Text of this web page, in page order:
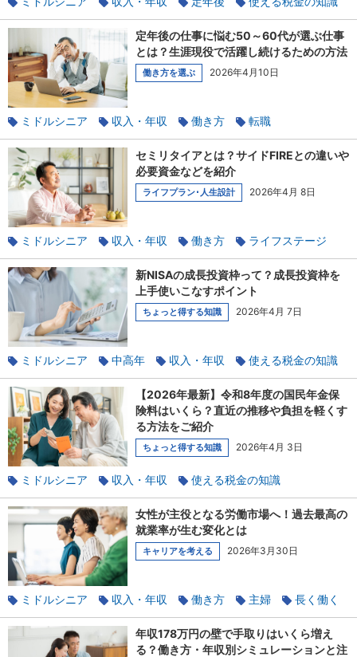
家族と相談
定年後の仕事に悩む50～60代が選ぶ仕事
とは？生涯現役で活躍し続けるための方法
働き方を選ぶ 2026年4月10日
ミドルシニア 収入・年収 働き方
転職
パート・アルバイト
ワークライフバランス
家族と相談
セミリタイアとは？サイドFIREとの違いや
必要資金などを紹介
ライフプラン･人生設計 2026年4月 8日
ミドルシニア 収入・年収 働き方
ライフステージ
ワークライフバランス
新NISAの成長投資枠って？成長投資枠を
上手使いこなすポイント
ちょっと得する知識 2026年4月 7日
ミドルシニア 中高年 収入・年収
使える税金の知識
貯蓄
【2026年最新】令和8年度の国民年金保
険料はいくら？直近の推移や負担を軽くす
る方法をご紹介
ちょっと得する知識 2026年4月 3日
ミドルシニア 収入・年収
使える税金の知識
社会保険のあれこれ
女性が主役となる労働市場へ！過去最高の
就業率が生む変化とは
キャリアを考える 2026年3月30日
ミドルシニア 収入・年収 働き方 主婦
長く働く
女性
キャリアチェンジ
子育て
年収178万円の壁で手取りはいくら増え
る？働き方・年収別シミュレーションと注